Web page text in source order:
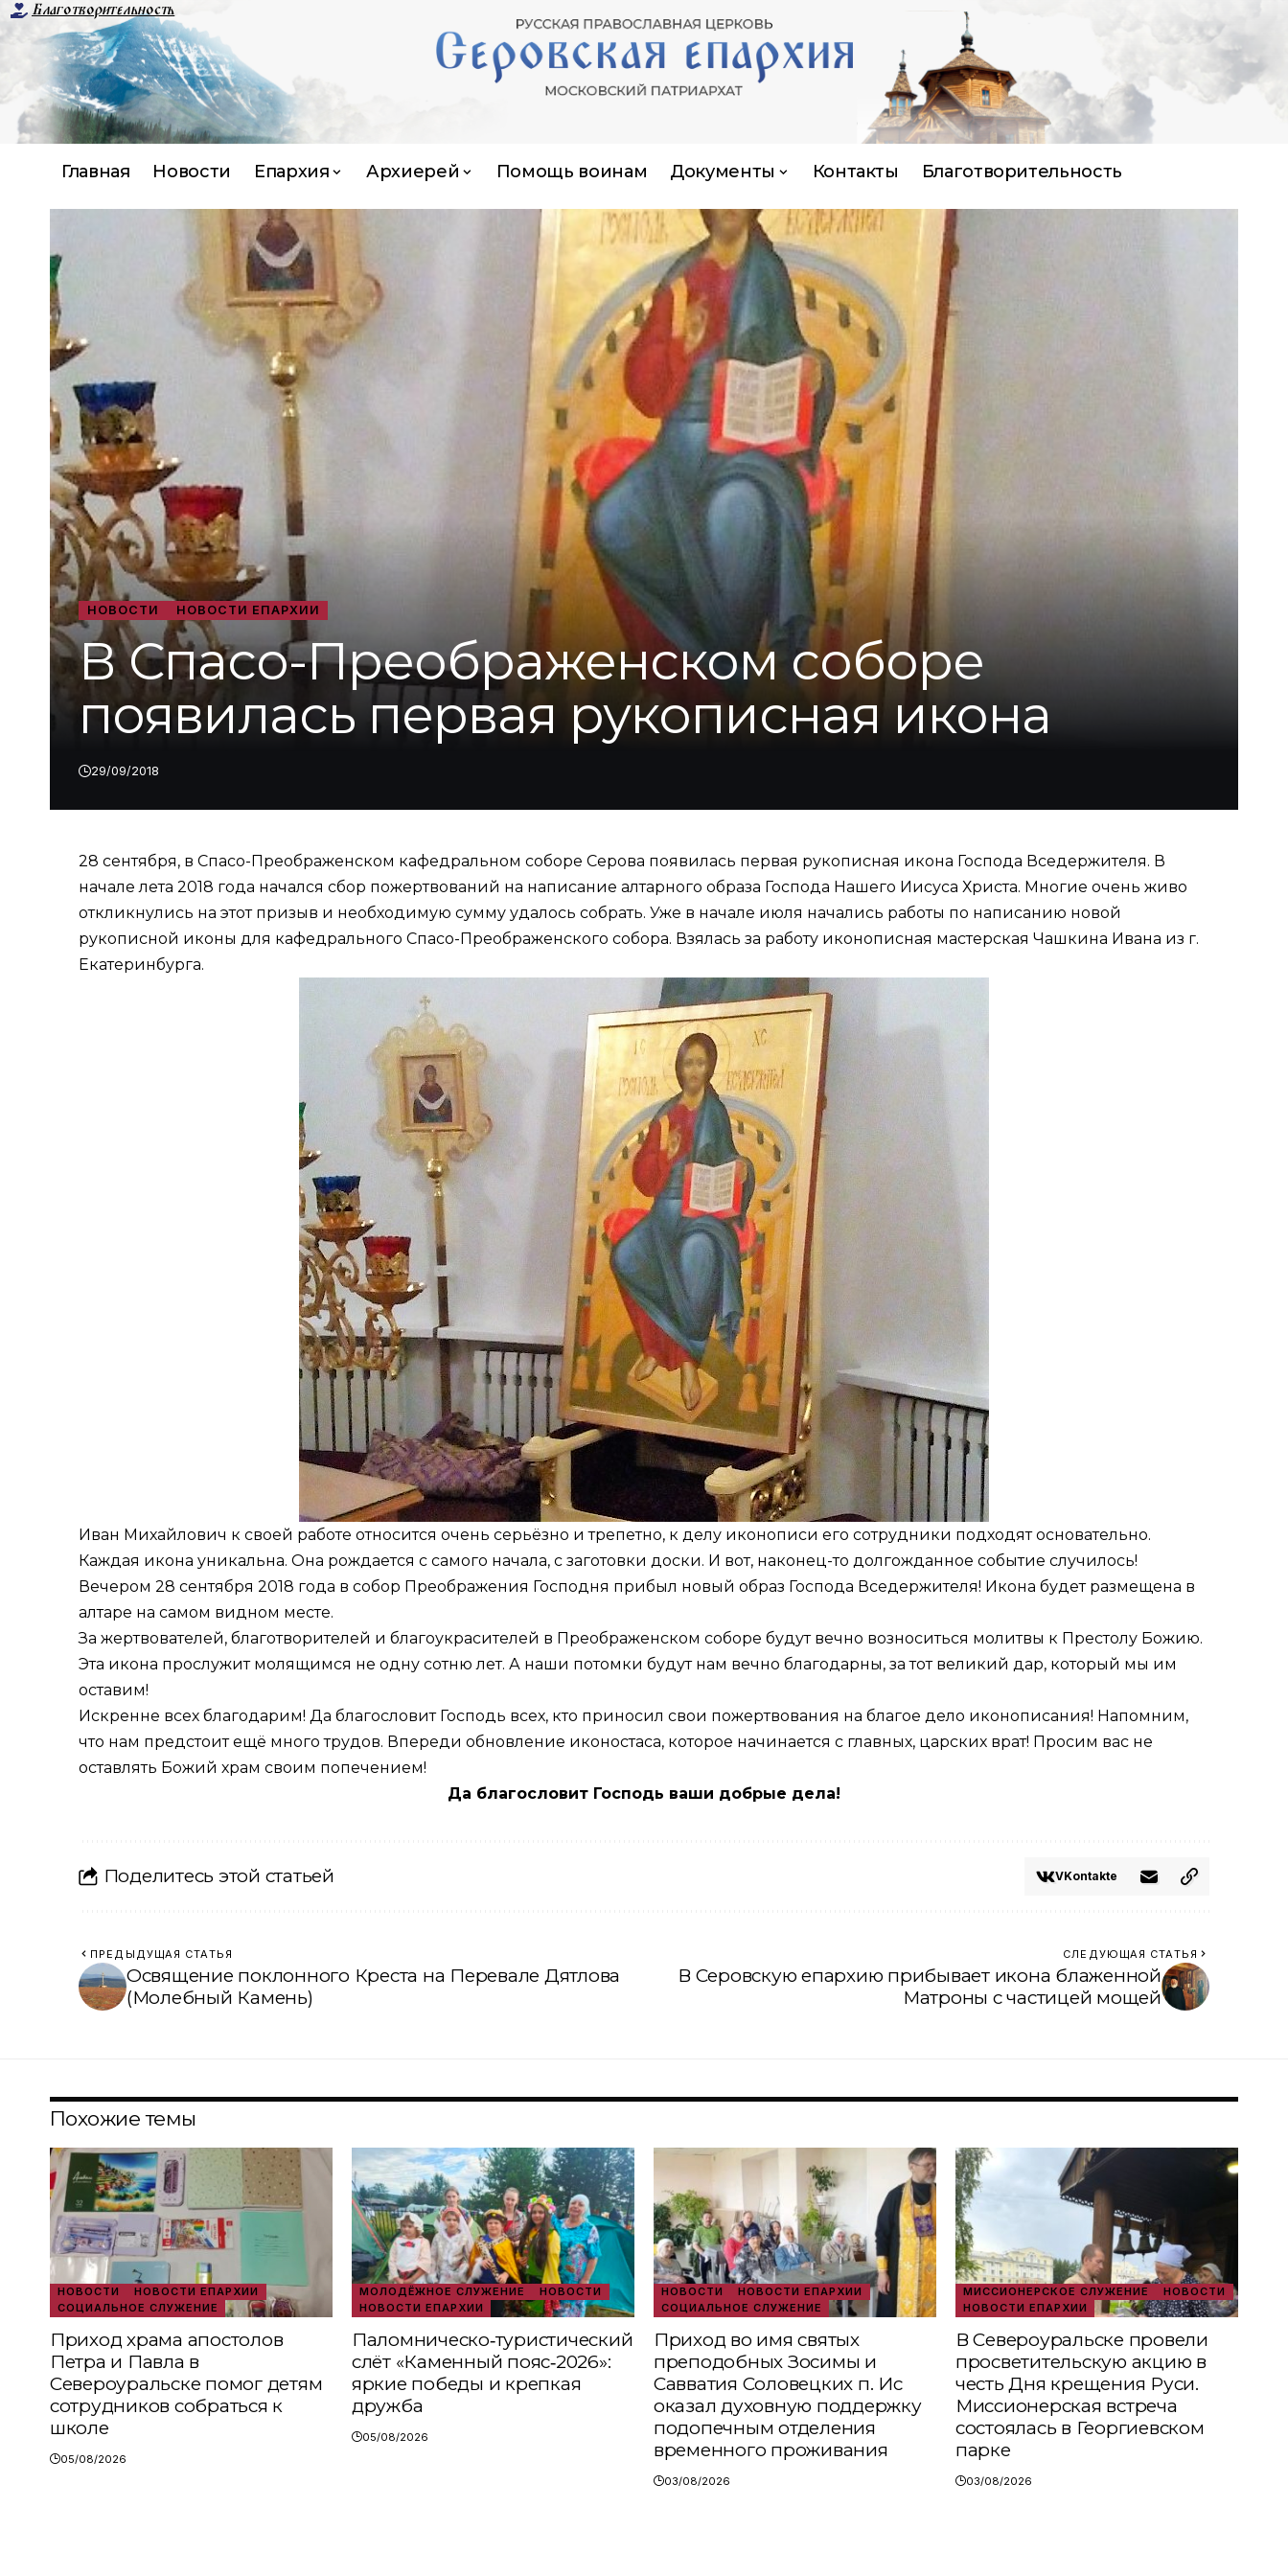
Благотворительность
Главная Новости Епархия Архиерей Помощь воинам Документы Контакты Благотворительность
НОВОСТИ НОВОСТИ ЕПАРХИИ
В Спасо-Преображенском соборе
появилась первая рукописная икона
29/09/2018
28 сентября, в Спасо-Преображенском кафедральном соборе Серова появилась первая рукописная икона Господа Вседержителя. В
начале лета 2018 года начался сбор пожертвований на написание алтарного образа Господа Нашего Иисуса Христа. Многие очень живо
откликнулись на этот призыв и необходимую сумму удалось собрать. Уже в начале июля начались работы по написанию новой
рукописной иконы для кафедрального Спасо-Преображенского собора. Взялась за работу иконописная мастерская Чашкина Ивана из г.
Екатеринбурга.
Иван Михайлович к своей работе относится очень серьёзно и трепетно, к делу иконописи его сотрудники подходят основательно.
Каждая икона уникальна. Она рождается с самого начала, с заготовки доски. И вот, наконец-то долгожданное событие случилось!
Вечером 28 сентября 2018 года в собор Преображения Господня прибыл новый образ Господа Вседержителя! Икона будет размещена в
алтаре на самом видном месте.
За жертвователей, благотворителей и благоукрасителей в Преображенском соборе будут вечно возноситься молитвы к Престолу Божию.
Эта икона прослужит молящимся не одну сотню лет. А наши потомки будут нам вечно благодарны, за тот великий дар, который мы им
оставим!
Искренне всех благодарим! Да благословит Господь всех, кто приносил свои пожертвования на благое дело иконописания! Напомним,
что нам предстоит ещё много трудов. Впереди обновление иконостаса, которое начинается с главных, царских врат! Просим вас не
оставлять Божий храм своим попечением!
Да благословит Господь ваши добрые дела!
Поделитесь этой статьей VKontakte
ПРЕДЫДУЩАЯ СТАТЬЯ
Освящение поклонного Креста на Перевале Дятлова
(Молебный Камень)
СЛЕДУЮЩАЯ СТАТЬЯ
В Серовскую епархию прибывает икона блаженной
Матроны с частицей мощей
Похожие темы
НОВОСТИ
НОВОСТИ ЕПАРХИИ
СОЦИАЛЬНОЕ СЛУЖЕНИЕ
Приход храма апостолов
Петра и Павла в
Североуральске помог детям
сотрудников собраться к
школе
05/08/2026
МОЛОДЁЖНОЕ СЛУЖЕНИЕ
НОВОСТИ
НОВОСТИ ЕПАРХИИ
Паломническо‑туристический
слёт «Каменный пояс‑2026»:
яркие победы и крепкая
дружба
05/08/2026
НОВОСТИ
НОВОСТИ ЕПАРХИИ
СОЦИАЛЬНОЕ СЛУЖЕНИЕ
Приход во имя святых
преподобных Зосимы и
Савватия Соловецких п. Ис
оказал духовную поддержку
подопечным отделения
временного проживания
03/08/2026
МИССИОНЕРСКОЕ СЛУЖЕНИЕ
НОВОСТИ
НОВОСТИ ЕПАРХИИ
В Североуральске провели
просветительскую акцию в
честь Дня крещения Руси.
Миссионерская встреча
состоялась в Георгиевском
парке
03/08/2026